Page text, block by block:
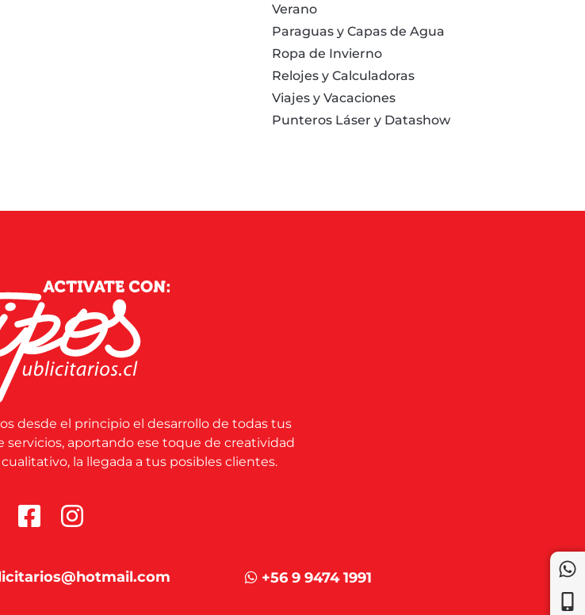
Verano
Paraguas y Capas de Agua
Ropa de Invierno
Relojes y Calculadoras
Viajes y Vacaciones
Punteros Láser y Datashow
desde el principio el desarrollo de todas tus
servicios, aportando ese toque de creatividad
la llegada a tus posibles clientes.
+56 9 9474 1991